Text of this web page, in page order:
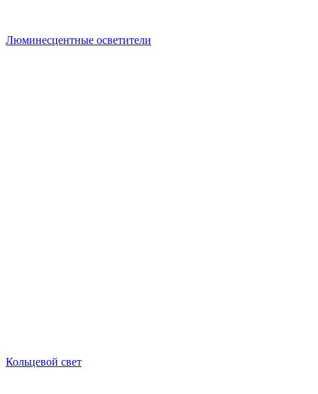
Люминесцентные осветители
Кольцевой свет